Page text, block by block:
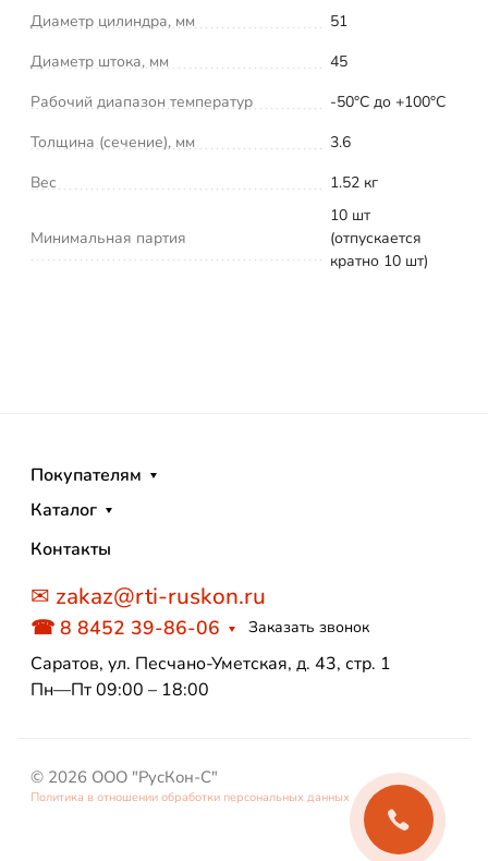
Диаметр цилиндра, мм
51
Диаметр штока, мм
45
Рабочий диапазон температур
-50°С до +100°С
Толщина (сечение), мм
3.6
Вес
1.52 кг
Минимальная партия
10 шт
(отпускается
кратно 10 шт)
Покупателям
Каталог
Контакты
✉ zakaz@rti-ruskon.ru
☎ 8 8452 39-86-06 Заказать звонок
Саратов, ул. Песчано-Уметская, д. 43, стр. 1
Пн—Пт 09:00 – 18:00
© 2026 ООО "РусКон-С"
Политика в отношении обработки персональных данных